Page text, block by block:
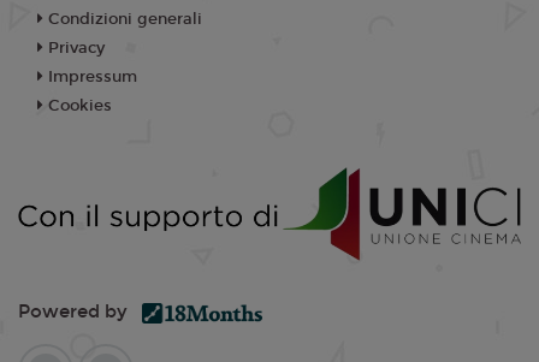
Condizioni generali
Privacy
Impressum
Cookies
Powered by